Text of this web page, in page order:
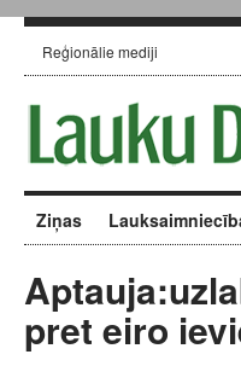
Reģionālie mediji
Ziņas
pret eiro